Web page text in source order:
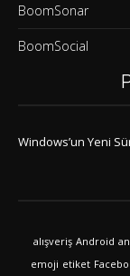
BoomSonar
BoomSocial
Windows’un Yeni
alışveriş Android
emoji etiket